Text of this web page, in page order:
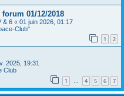
01/12/2018
& 6 « 01 juin 2026, 01:17
Club"
1 2
2025, 19:31
Club
1 … 4 5 6 7